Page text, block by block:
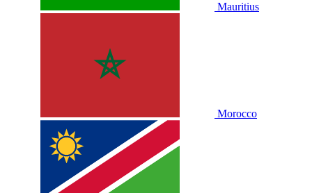
Mauritius
Morocco